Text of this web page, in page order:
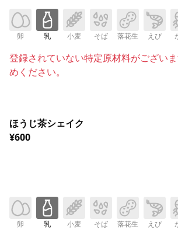
卵 乳 小麦 そば 落花生 えび
登録されていない特定原材料がござい
めください。
ほうじ茶シェイク
¥600
卵 乳 小麦 そば 落花生 えび